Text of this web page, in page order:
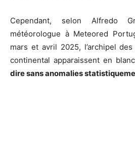
Cependant, selon Alfredo
météorologue à Meteored
mars et avril 2025, l’archipel
continental apparaissent en
dire sans anomalies